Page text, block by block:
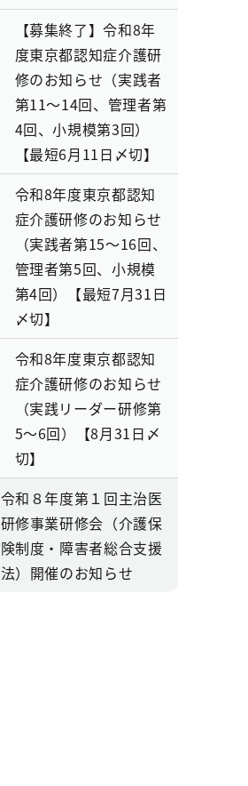
【募集終了】令和8年
度東京都認知症介護研
修のお知らせ（実践者
第11～14回、管理者第
4回、小規模第3回）
【最短6月11日〆切】
令和8年度東京都認知
症介護研修のお知らせ
（実践者第15～16回、
管理者第5回、小規模
第4回）【最短7月31日
〆切】
令和8年度東京都認知
症介護研修のお知らせ
（実践リーダー研修第
5～6回）【8月31日〆
切】
令和８年度第１回主治医
研修事業研修会（介護保
険制度・障害者総合支援
法）開催のお知らせ